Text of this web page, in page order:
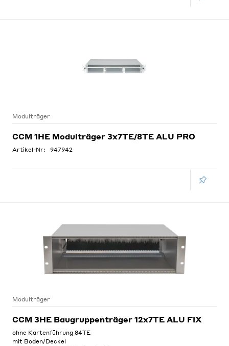
Modulträger
CCM 1HE Modulträger 3x7TE/8TE ALU PRO
Artikel-Nr: 947942
Modulträger
CCM 3HE Baugruppenträger 12x7TE ALU FIX
ohne Kartenführung 84TE
mit Boden/Deckel